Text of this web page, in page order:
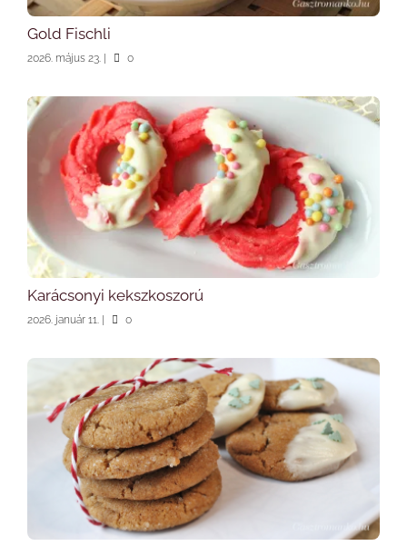
Gold Fischli
2026. május 23. | 0
Karácsonyi kekszkoszorú
2026. január 11. | 0